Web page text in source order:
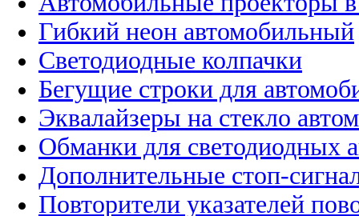
Гибкий неон автомобильный
Светодиодные колпачки
Бегущие строки для
Эквалайзеры на стекло
Обманки для светодиодных
Дополнительные стоп-
Повторители указателей